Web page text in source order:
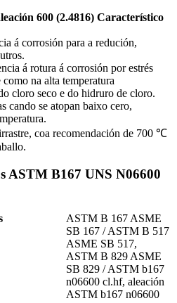
600 (2.4816) Característico
á corrosión para a redución,
á rotura á corrosión por estrés
na alta temperatura
cloro seco e do hidruro de cloro.
cando se atopan baixo cero,
coa recomendación de 700 ℃
ASTM B167 UNS N06600
ASTM B 167 ASME
SB 167 / ASTM B 517
ASME SB 517,
ASTM B 829 ASME
SB 829 / ASTM b167
n06600 cl.hf, aleación
ASTM b167 n06600